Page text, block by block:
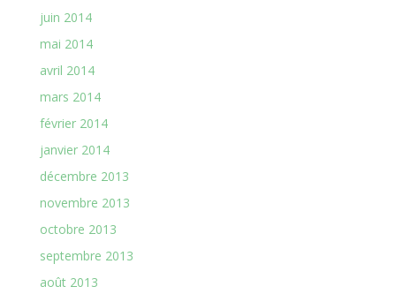
juin 2014
mai 2014
avril 2014
mars 2014
février 2014
janvier 2014
décembre 2013
novembre 2013
octobre 2013
septembre 2013
août 2013